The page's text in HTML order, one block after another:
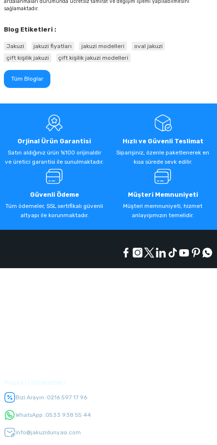
arızalanmaları durumunda ücretsiz tamirat ve değişim işlemi yapılabilmesini
sağlamaktadır.
Blog Etiketleri :
Jakuzi jakuzi fiyatları jakuzi modelleri
oval jakuzi
çift kişilik jakuzi
çift kişilik jakuzi modelleri
Tüm Bloglar
Orjinal Ürün Garantisi
Satın aldığınız ürün %100 orijinaldir
ve üretici garantisi ile sunulmaktadır.
Hızlı ve Güvenli Teslimat
Siparişiniz, özenle paketlenerek en
kısa sürede sevk edilir.
Güvenli Ödeme
Tüm ödemeler, SSL sertifikalı güvenli
altyapı ile korunmaktadır.
Müşteri Memnuniyeti
Müşteri memnuniyeti, hizmet
anlayışımızın temelidir.
Bizi Arayın :0216 597 17 96
WhatsApp :0533 938 55 44
info@jakuzidunyasi.com